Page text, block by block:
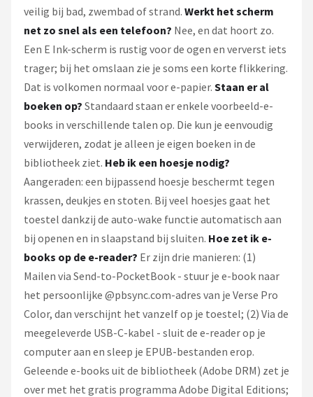
veilig bij bad, zwembad of strand. Werkt het scherm
net zo snel als een telefoon? Nee, en dat hoort zo.
Een E Ink-scherm is rustig voor de ogen en ververst iets
trager; bij het omslaan zie je soms een korte flikkering.
Dat is volkomen normaal voor e-papier. Staan er al
boeken op? Standaard staan er enkele voorbeeld-e-
books in verschillende talen op. Die kun je eenvoudig
verwijderen, zodat je alleen je eigen boeken in de
bibliotheek ziet. Heb ik een hoesje nodig?
Aangeraden: een bijpassend hoesje beschermt tegen
krassen, deukjes en stoten. Bij veel hoesjes gaat het
toestel dankzij de auto-wake functie automatisch aan
bij openen en in slaapstand bij sluiten. Hoe zet ik e-
books op de e-reader? Er zijn drie manieren: (1)
Mailen via Send-to-PocketBook - stuur je e-book naar
het persoonlijke @pbsync.com-adres van je Verse Pro
Color, dan verschijnt het vanzelf op je toestel; (2) Via de
meegeleverde USB-C-kabel - sluit de e-reader op je
computer aan en sleep je EPUB-bestanden erop.
Geleende e-books uit de bibliotheek (Adobe DRM) zet je
over met het gratis programma Adobe Digital Editions;